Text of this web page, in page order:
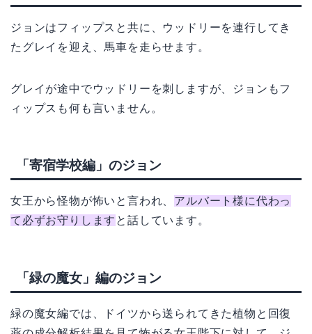
ジョンはフィップスと共に、ウッドリーを連行してき
たグレイを迎え、馬車を走らせます。
グレイが途中でウッドリーを刺しますが、ジョンもフ
ィップスも何も言いません。
「寄宿学校編」のジョン
女王から怪物が怖いと言われ、 アルバート様に代わっ
て必ずお守りします と話しています。
「緑の魔女」編のジョン
緑の魔女編では、ドイツから送られてきた植物と回復